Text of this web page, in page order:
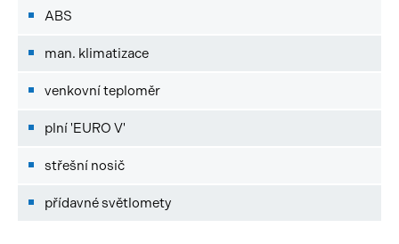
ABS
man. klimatizace
venkovní teploměr
plní 'EURO V'
střešní nosič
přídavné světlomety